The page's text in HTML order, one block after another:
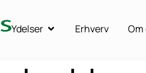
Ydelser Erhverv Om